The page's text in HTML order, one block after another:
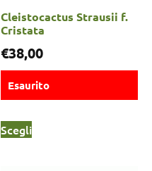
Cleistocactus Strausii f.
Cristata
€38,00
Esaurito
Scegli